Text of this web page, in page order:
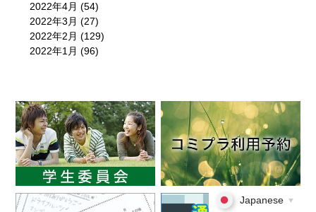
2022年4月 (54)
2022年3月 (27)
2022年2月 (129)
2022年1月 (96)
Japanese ▼